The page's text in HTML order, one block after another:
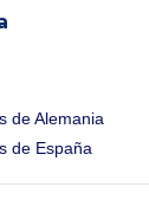
de Alemania
de España